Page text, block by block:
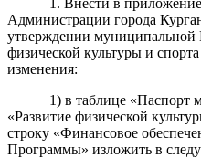
Администрации города
утверждении муниципальной
физической культуры и
изменения:
1) в таблице
«Развитие физической
строку «Финансовое
Программы» изложить в